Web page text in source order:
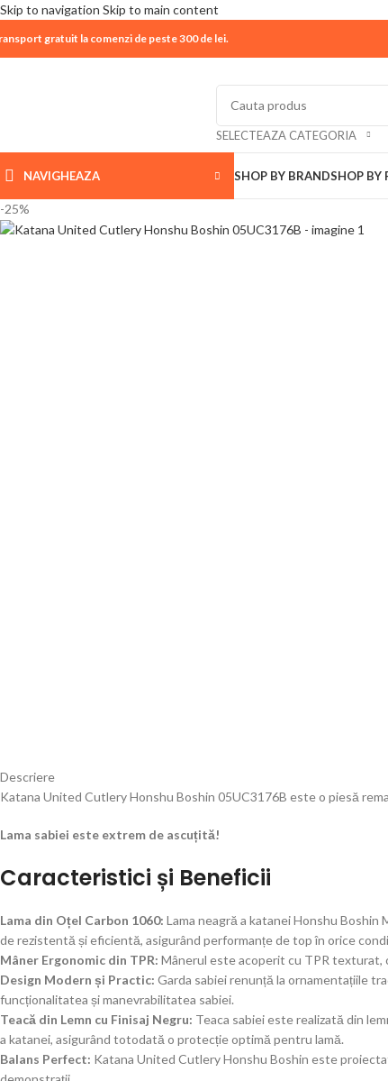
Skip to navigation Skip to main content
| 📦 Program livrari|In perioada11 August - 18
gratuit la comenzi de peste 300 de lei.
SELECTEAZA CATEGORIA
NAVIGHEAZA SHOP BY BRANDSHOP BY
-25%
Descriere
Katana United Cutlery Honshu Boshin 05UC3176B este o piesă
Lama sabiei este extrem de ascuțită!
Caracteristici și Beneficii
Lama din Oțel Carbon 1060: Lama neagră a katanei Honshu
de rezistentă și eficientă, asigurând performanțe de top în orice
Mâner Ergonomic din TPR: Mânerul este acoperit cu TPR texturat,
Design Modern și Practic: Garda sabiei renunță la ornamentațiile
funcționalitatea și manevrabilitatea sabiei.
Teacă din Lemn cu Finisaj Negru: Teaca sabiei este realizată din
a katanei, asigurând totodată o protecție optimă pentru lamă.
Balans Perfect: Katana United Cutlery Honshu Boshin este